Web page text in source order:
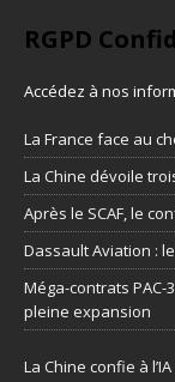
RGPD
Accédez à nos
La France face au
La Chine dévoile
Après le SCAF, le
Dassault Aviation :
Méga-contrats PAC-
pleine expansion
La Chine confie à